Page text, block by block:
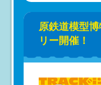
原鉄道模型
リー開催！